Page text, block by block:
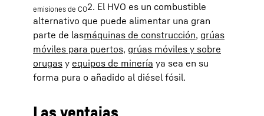
emisiones de CO2. El HVO es un combustible
alternativo que puede alimentar una gran
parte de lasmáquinas de construcción, grúas
móviles para puertos, grúas móviles y sobre
orugas y equipos de minería ya sea en su
forma pura o añadido al diésel fósil.